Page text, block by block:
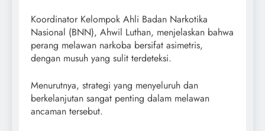
Koordinator Kelompok Ahli Badan Narkotika
Nasional (BNN), Ahwil Luthan, menjelaskan bahwa
perang melawan narkoba bersifat asimetris,
dengan musuh yang sulit terdeteksi.
Menurutnya, strategi yang menyeluruh dan
berkelanjutan sangat penting dalam melawan
ancaman tersebut.